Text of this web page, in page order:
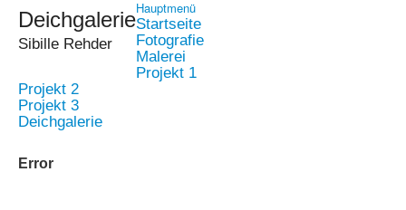
Deichgalerie
Sibille Rehder
Hauptmenü
Startseite
Fotografie
Malerei
Projekt 1
Projekt 2
Projekt 3
Deichgalerie
Error